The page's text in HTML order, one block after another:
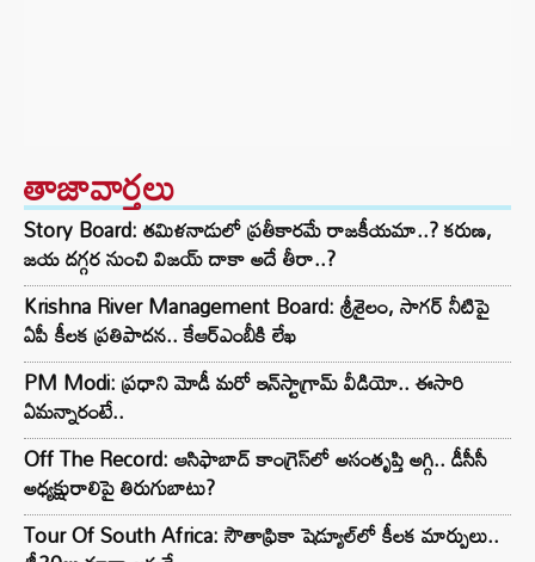
తాజావార్తలు
Story Board: తమిళనాడులో ప్రతీకారమే రాజకీయమా..? కరుణ,
జయ దగ్గర నుంచి విజయ్ దాకా అదే తీరా..?
Krishna River Management Board: శ్రీశైలం, సాగర్ నీటిపై
ఏపీ కీలక ప్రతిపాదన.. కేఆర్ఎంబీకి లేఖ
PM Modi: ప్రధాని మోడీ మరో ఇన్‌స్టాగ్రామ్ వీడియో.. ఈసారి
ఏమన్నారంటే..
Off The Record: ఆసిఫాబాద్ కాంగ్రెస్‌లో అసంతృప్తి అగ్గి.. డీసీసీ
అధ్యక్షురాలిపై తిరుగుబాటు?
Tour Of South Africa: సౌతాఫ్రికా షెడ్యూల్‌లో కీలక మార్పులు..